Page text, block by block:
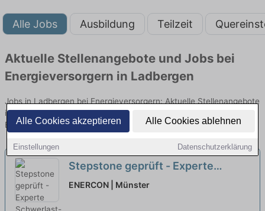
Alle Cookies akzeptieren Alle Cookies ablehnen
Einstellungen Datenschutzerklärung
Alle Jobs Ausbildung Teilzeit
Aktuelle Stellenangebote und Jobs bei
Energieversorgern in Ladbergen
Jobs in Ladbergen bei Energieversorgern: Aktuelle Stellenangebote
in Energieversorgung, Netzbetrieb und Kundenservice. Jetzt
Berufe und Einstiegsmöglichkeiten vergleichen.
Stepstone geprüft - Experte
Schwerlast-Binnenschiffsverkehre
ENERCON | Münster